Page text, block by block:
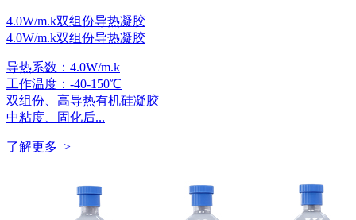
4.0W/m.k双组份导热凝胶
4.0W/m.k双组份导热凝胶
导热系数：4.0W/m.k
工作温度：-40-150℃
双组份、高导热有机硅凝胶
中粘度、固化后...
了解更多 >